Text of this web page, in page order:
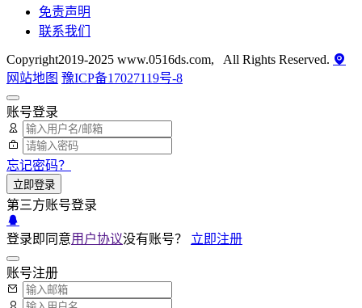
免责声明
联系我们
Copyright2019-2025 www.0516ds.com, All Rights Reserved.
网站地图 豫ICP备17027119号-8
账号登录
忘记密码？
立即登录
第三方账号登录
登录即同意用户协议没有账号？ 立即注册
账号注册